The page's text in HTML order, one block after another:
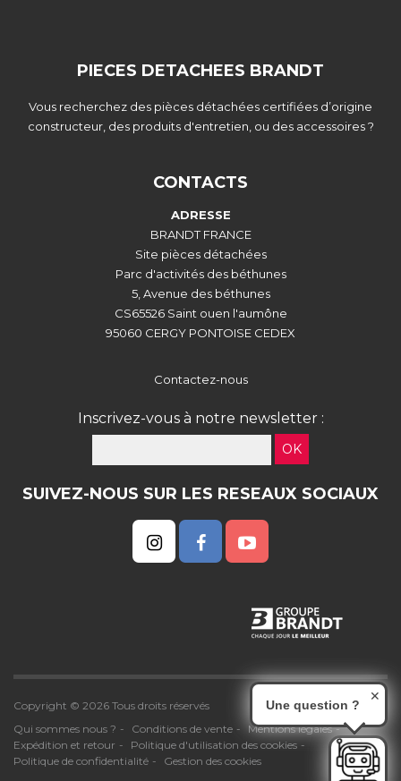
PIECES DETACHEES BRANDT
Vous recherchez des pièces détachées certifiées d’origine
constructeur, des produits d'entretien, ou des accessoires ?
CONTACTS
ADRESSE
BRANDT FRANCE
Site pièces détachées
Parc d'activités des béthunes
5, Avenue des béthunes
CS65526 Saint ouen l'aumône
95060 CERGY PONTOISE CEDEX
Contactez-nous
Inscrivez-vous à notre newsletter :
OK
SUIVEZ-NOUS SUR LES RESEAUX SOCIAUX
Copyright © 2026 Tous droits réservés
Qui sommes nous ?
Conditions de vente
Mentions légales
Expédition et retour
Politique d'utilisation des cookies
Politique de confidentialité
Gestion des cookies
Une question ?
✕